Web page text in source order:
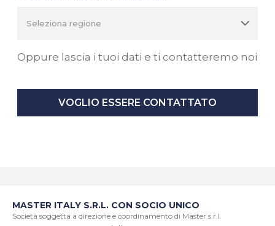
Oppure lascia i tuoi dati e ti contatteremo noi
VOGLIO ESSERE CONTATTATO
MASTER ITALY S.R.L. CON SOCIO UNICO
Società soggetta a direzione e coordinamento di Master s.r.l.